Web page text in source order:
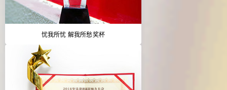
忧我所忧 解我所愁奖杯